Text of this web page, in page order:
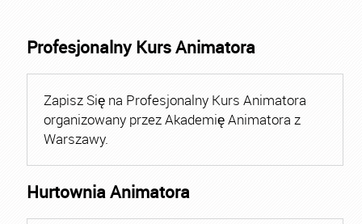
Profesjonalny Kurs Animatora
Zapisz Się na Profesjonalny Kurs Animatora
organizowany przez Akademię Animatora z
Warszawy.
Hurtownia Animatora